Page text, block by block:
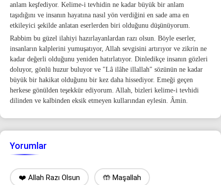
anlam keşfediyor. Kelime-i tevhidin ne kadar büyük bir anlam
taşıdığını ve insanın hayatına nasıl yön verdiğini en sade ama en
etkileyici şekilde anlatan eserlerden biri olduğunu düşünüyorum.
Rabbim bu güzel ilahiyi hazırlayanlardan razı olsun. Böyle eserler,
insanların kalplerini yumuşatıyor, Allah sevgisini artırıyor ve zikrin ne
kadar değerli olduğunu yeniden hatırlatıyor. Dinledikçe insanın gözleri
doluyor, gönlü huzur buluyor ve "Lâ ilâhe illallah" sözünün ne kadar
büyük bir hakikat olduğunu bir kez daha hissediyor. Emeği geçen
herkese gönülden teşekkür ediyorum. Allah, bizleri kelime-i tevhidi
dilinden ve kalbinden eksik etmeyen kullarından eylesin. Âmin.
Yorumlar
❤️ Allah Razı Olsun 🤲 Maşallah